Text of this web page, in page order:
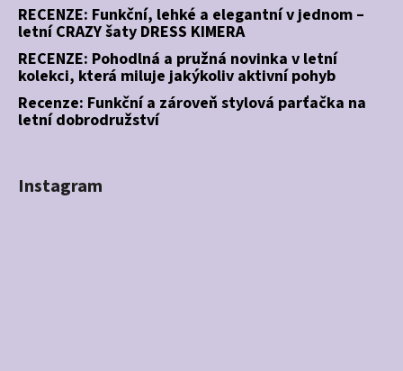
RECENZE: Funkční, lehké a elegantní v jednom –
letní CRAZY šaty DRESS KIMERA
RECENZE: Pohodlná a pružná novinka v letní
kolekci, která miluje jakýkoliv aktivní pohyb
Recenze: Funkční a zároveň stylová parťačka na
letní dobrodružství
Instagram